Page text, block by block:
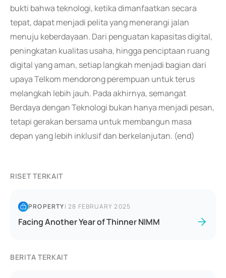
bukti bahwa teknologi, ketika dimanfaatkan secara
tepat, dapat menjadi pelita yang menerangi jalan
menuju keberdayaan. Dari penguatan kapasitas digital,
peningkatan kualitas usaha, hingga penciptaan ruang
digital yang aman, setiap langkah menjadi bagian dari
upaya Telkom mendorong perempuan untuk terus
melangkah lebih jauh. Pada akhirnya, semangat
Berdaya dengan Teknologi bukan hanya menjadi pesan,
tetapi gerakan bersama untuk membangun masa
depan yang lebih inklusif dan berkelanjutan. (end)
RISET TERKAIT
PROPERTY|28 FEBRUARY 2025
Facing Another Year of Thinner NIMM
BERITA TERKAIT